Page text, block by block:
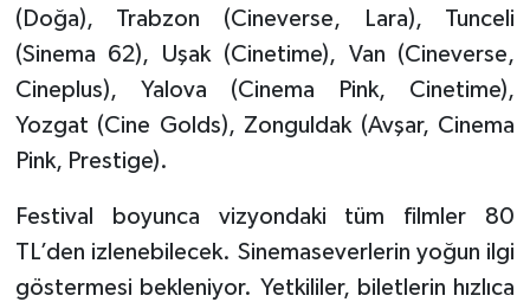
(Doğa), Trabzon (Cineverse, Lara), Tunceli
(Sinema 62), Uşak (Cinetime), Van (Cineverse,
Cineplus), Yalova (Cinema Pink, Cinetime),
Yozgat (Cine Golds), Zonguldak (Avşar, Cinema
Pink, Prestige).
Festival boyunca vizyondaki tüm filmler 80
TL’den izlenebilecek. Sinemaseverlerin yoğun ilgi
göstermesi bekleniyor. Yetkililer, biletlerin hızlıca